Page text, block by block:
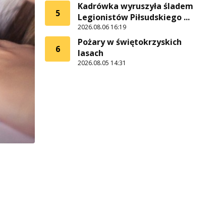
5
Kadrówka wyruszyła śladem
Legionistów Piłsudskiego ...
2026.08.06 16:19
6
Pożary w świętokrzyskich
lasach
2026.08.05 14:31